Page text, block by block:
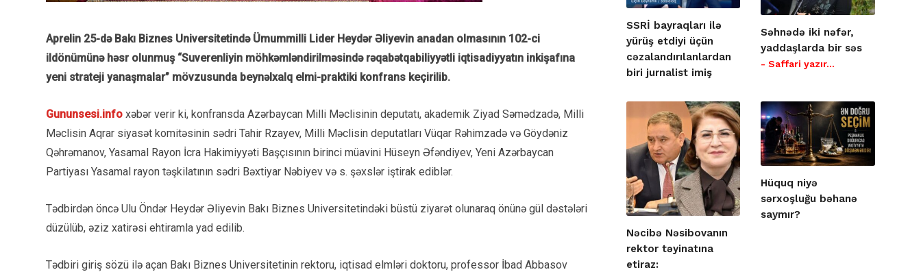
Aprelin 25-də Bakı Biznes Universitetində Ümummilli Lider Heydər Əliyevin anadan olmasının 102-ci
ildönümünə həsr olunmuş “Suverenliyin möhkəmləndirilməsində rəqabətqabiliyyətli iqtisadiyyatın inkişafına
yeni strateji yanaşmalar” mövzusunda beynəlxalq elmi-praktiki konfrans keçirilib.
Gununsesi.info xəbər verir ki, konfransda Azərbaycan Milli Məclisinin deputatı, akademik Ziyad Səmədzadə, Milli
Məclisin Aqrar siyasət komitəsinin sədri Tahir Rzayev, Milli Məclisin deputatları Vüqar Rəhimzadə və Göydəniz
Qəhrəmanov, Yasamal Rayon İcra Hakimiyyəti Başçısının birinci müavini Hüseyn Əfəndiyev, Yeni Azərbaycan
Partiyası Yasamal rayon təşkilatının sədri Bəxtiyar Nəbiyev və s. şəxslər iştirak ediblər.
Tədbirdən öncə Ulu Öndər Heydər Əliyevin Bakı Biznes Universitetindəki büstü ziyarət olunaraq önünə gül dəstələri
düzülüb, əziz xatirəsi ehtiramla yad edilib.
Tədbiri giriş sözü ilə açan Bakı Biznes Universitetinin rektoru, iqtisad elmləri doktoru, professor İbad Abbasov
SSRİ bayraqları ilə
yürüş etdiyi üçün
cəzalandırılanlardan
biri jurnalist imiş
Səhnədə iki nəfər,
yaddaşlarda bir səs
- Saffari yazır…
Nəcibə Nəsibovanın
rektor təyinatına
etiraz:
Hüquq niyə
sərxoşluğu bəhanə
saymır?